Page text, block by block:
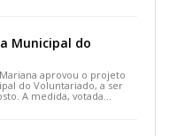
Municipal do
aprovou o projeto
do Voluntariado, a ser
A medida, votada